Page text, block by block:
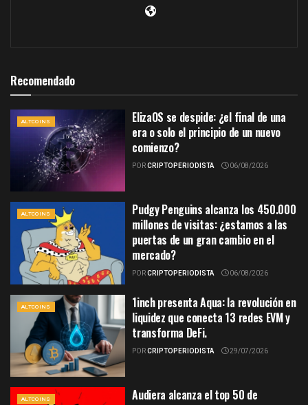
Recomendado
ALTCOINS
ElizaOS se despide: ¿el final de una
era o solo el principio de un nuevo
comienzo?
PORCRIPTOPERIODISTA 06/08/2026
ALTCOINS
Pudgy Penguins alcanza los 450.000
millones de visitas: ¿estamos a las
puertas de un gran cambio en el
mercado?
PORCRIPTOPERIODISTA 06/08/2026
ALTCOINS
1inch presenta Aqua: la revolución en
liquidez que conecta 13 redes EVM y
transforma DeFi.
PORCRIPTOPERIODISTA 29/07/2026
ALTCOINS
Audiera alcanza el top 50 de